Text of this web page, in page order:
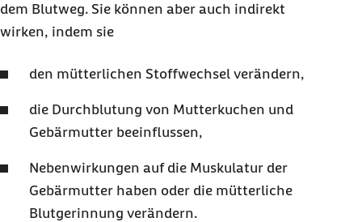
dem Blutweg. Sie können aber auch indirekt
wirken, indem sie
den mütterlichen Stoffwechsel verändern,
die Durchblutung von Mutterkuchen und
Gebärmutter beeinflussen,
Nebenwirkungen auf die Muskulatur der
Gebärmutter haben oder die mütterliche
Blutgerinnung verändern.